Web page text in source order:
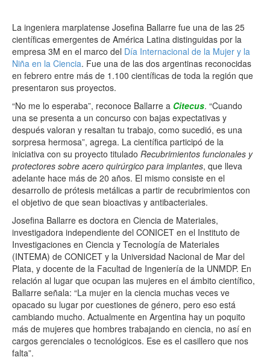
La ingeniera marplatense Josefina Ballarre fue una de las 25
científicas emergentes de América Latina distinguidas por la
empresa 3M en el marco del Día Internacional de la Mujer y la
Niña en la Ciencia. Fue una de las dos argentinas reconocidas
en febrero entre más de 1.100 científicas de toda la región que
presentaron sus proyectos.
“No me lo esperaba”, reconoce Ballarre a Citecus. “Cuando
una se presenta a un concurso con bajas expectativas y
después valoran y resaltan tu trabajo, como sucedió, es una
sorpresa hermosa”, agrega. La científica participó de la
iniciativa con su proyecto titulado Recubrimientos funcionales y
protectores sobre acero quirúrgico para implantes, que lleva
adelante hace más de 20 años. El mismo consiste en el
desarrollo de prótesis metálicas a partir de recubrimientos con
el objetivo de que sean bioactivas y antibacteriales.
Josefina Ballarre es doctora en Ciencia de Materiales,
investigadora independiente del CONICET en el Instituto de
Investigaciones en Ciencia y Tecnología de Materiales
(INTEMA) de CONICET y la Universidad Nacional de Mar del
Plata, y docente de la Facultad de Ingeniería de la UNMDP. En
relación al lugar que ocupan las mujeres en el ámbito científico,
Ballarre señala: “La mujer en la ciencia muchas veces ve
opacado su lugar por cuestiones de género, pero eso está
cambiando mucho. Actualmente en Argentina hay un poquito
más de mujeres que hombres trabajando en ciencia, no así en
cargos gerenciales o tecnológicos. Ese es el casillero que nos
falta”.